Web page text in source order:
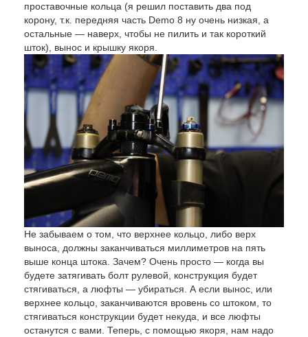
проставочные кольца (я решил поставить два под
корону, т.к. передняя часть Demo 8 ну очень низкая, а
остальные — наверх, чтобы не пилить и так короткий
шток), вынос и крышку якоря.
Не забываем о том, что верхнее кольцо, либо верх
выноса, должны заканчиваться миллиметров на пять
выше конца штока. Зачем? Очень просто — когда вы
будете затягивать болт рулевой, конструкция будет
стягиваться, а люфты — убираться. А если вынос, или
верхнее кольцо, заканчиваются вровень со штоком, то
стягиваться конструкции будет некуда, и все люфты
останутся с вами. Теперь, с помощью якоря, нам надо